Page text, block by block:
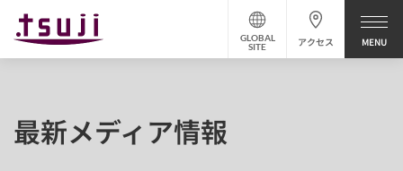
アクセス
GLOBAL
SITE
最新メディア情報